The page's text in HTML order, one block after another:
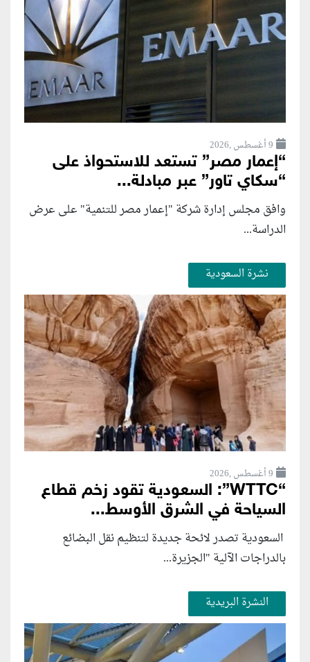
9 أغسطس ,2026
“إعمار مصر” تستعد للاستحواذ على
“سكاي تاور” عبر مبادلة...
وافق مجلس إدارة شركة "إعمار مصر للتنمية" على عرض
الدراسة...
نشرة السعودية
9 أغسطس ,2026
“WTTC”: السعودية تقود زخم قطاع
السياحة في الشرق الأوسط...
السعودية تصدر لائحة جديدة لتنظيم نقل البضائع
بالدراجات الآلية "الجزيرة...
النشرة البريدية